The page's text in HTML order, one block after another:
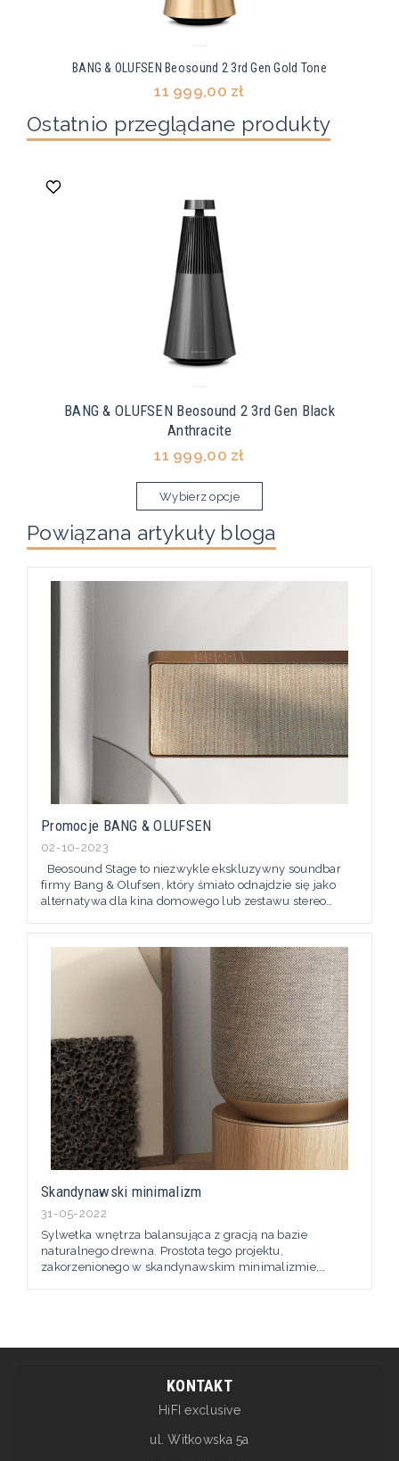
BANG & OLUFSEN Beosound 2 3rd Gen Gold Tone
11 999,00 zł
Ostatnio przeglądane produkty
BANG & OLUFSEN Beosound 2 3rd Gen Black
Anthracite
11 999,00 zł
Wybierz opcje
Powiązana artykuły bloga
Promocje BANG & OLUFSEN
02-10-2023
Beosound Stage to niezwykle ekskluzywny soundbar
firmy Bang & Olufsen, który śmiało odnajdzie się jako
alternatywa dla kina domowego lub zestawu stereo
Skandynawski minimalizm
31-05-2022
Sylwetka wnętrza balansująca z gracją na bazie
naturalnego drewna. Prostota tego projektu,
zakorzenionego w skandynawskim minimalizmie,
współpracowaliśmy z Benjaminem Hubertem z Layer
KONTAKT
HiFI exclusive
ul. Witkowska 5a